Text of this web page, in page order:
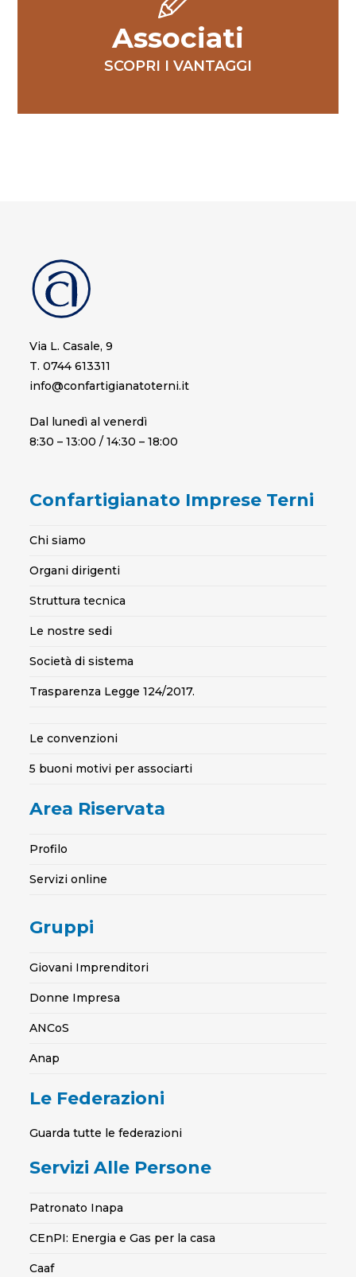
Associati
SCOPRI I VANTAGGI
Via L. Casale, 9
T. 0744 613311
info@confartigianatoterni.it
Dal lunedì al venerdì
8:30 – 13:00 / 14:30 – 18:00
Confartigianato Imprese Terni
Chi siamo
Organi dirigenti
Struttura tecnica
Le nostre sedi
Società di sistema
Trasparenza Legge 124/2017.
Le convenzioni
5 buoni motivi per associarti
Area Riservata
Profilo
Servizi online
Gruppi
Giovani Imprenditori
Donne Impresa
ANCoS
Anap
Le Federazioni
Guarda tutte le federazioni
Servizi Alle Persone
Patronato Inapa
CEnPI: Energia e Gas per la casa
Caaf